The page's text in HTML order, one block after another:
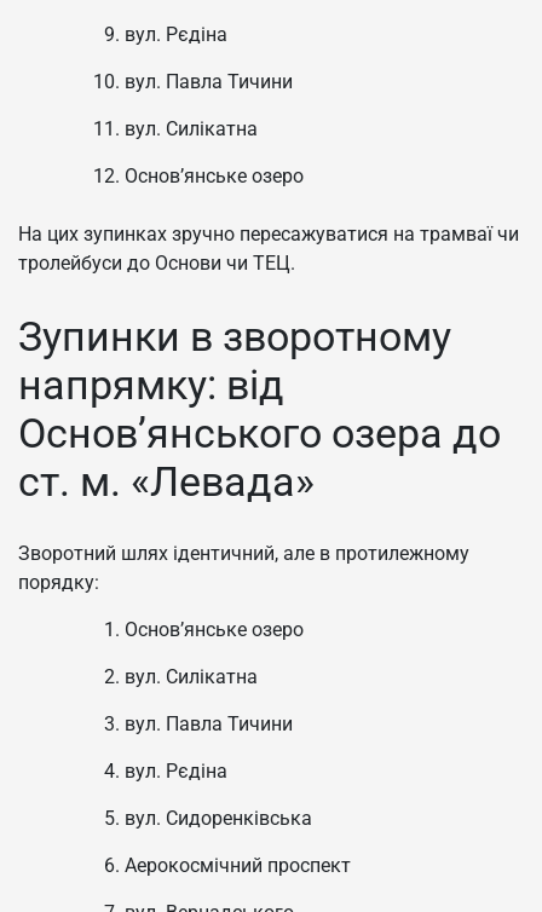
вул. Рєдіна
вул. Павла Тичини
вул. Силікатна
Основ’янське озеро
На цих зупинках зручно пересажуватися на трамваї чи
тролейбуси до Основи чи ТЕЦ.
Зупинки в зворотному
напрямку: від
Основ’янського озера до
ст. м. «Левада»
Зворотний шлях ідентичний, але в протилежному
порядку:
Основ’янське озеро
вул. Силікатна
вул. Павла Тичини
вул. Рєдіна
вул. Сидоренківська
Аерокосмічний проспект